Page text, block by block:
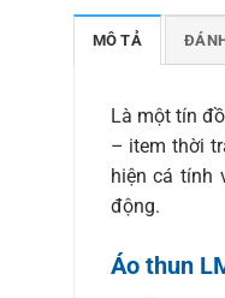
MÔ TẢ
Là một tín
– item thời
hiện cá tính
động.
Áo thun